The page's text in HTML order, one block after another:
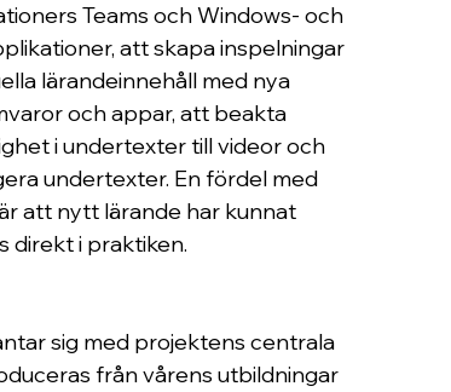
Teams och Windows- och
att skapa inspelningar
lärandeinnehåll med nya
och appar, att beakta
i undertexter till videor och
undertexter. En fördel med
att nytt lärande har kunnat
direkt i praktiken.
sig med projektens centrala
från vårens utbildningar